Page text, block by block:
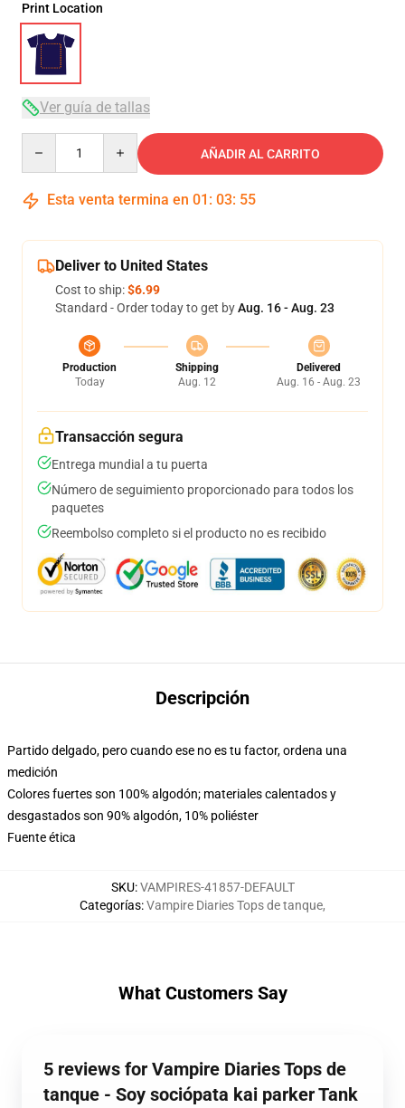
Print Location
Ver guía de tallas
AÑADIR AL CARRITO
Esta venta termina en 01 : 03: 54
Deliver to United States
Cost to ship:$6.99
Standard - Order today to get byAug. 16 - Aug. 23
Production
Today
Shipping
Aug. 12
Delivered
Aug. 16 - Aug. 23
Transacción segura
Entrega mundial a tu puerta
Número de seguimiento proporcionado para todos los
paquetes
Reembolso completo si el producto no es recibido
Descripción
Partido delgado, pero cuando ese no es tu factor, ordena una
medición
Colores fuertes son 100% algodón; materiales calentados y
desgastados son 90% algodón, 10% poliéster
Fuente ética
SKU:VAMPIRES-41857-DEFAULT
Categorías:Vampire Diaries Tops de tanque,
What Customers Say
5 reviews for Vampire Diaries Tops de
tanque - Soy sociópata kai parker Tank